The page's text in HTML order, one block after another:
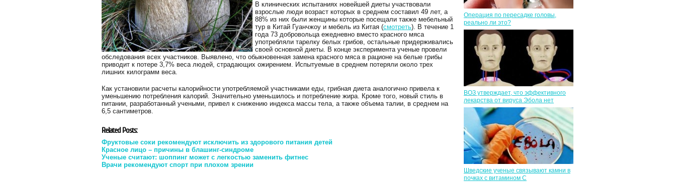
В клинических испытаниях новейшей диеты участвовали
взрослые люди возраст которых в среднем составил 49 лет, а
88% из них были женщины которые посещали также мебельный
тур в Китай Гуанчжоу и мебель из Китая (смотреть). В течение 1
года 73 добровольца ежедневно вместо красного мяса
употребляли тарелку белых грибов, остальные придерживались
своей основной диеты. В конце эксперимента ученые провели
обследования всех участников. Выявлено, что обыкновенная замена красного мяса в рационе на белые грибы
приводит к потере 3,7% веса людей, страдающих ожирением. Испытуемые в среднем потеряли около трех
лишних килограмм веса.
Как установили расчеты калорийности употребляемой участниками еды, грибная диета аналогично привела к
уменьшению потребления калорий. Значительно уменьшилось и потребление жира. Кроме того, новый стиль в
питании, разработанный учеными, привел к снижению индекса массы тела, а также объема талии, в среднем на
6,5 сантиметров.
Related Posts:
Фруктовые соки рекомендуют исключить из здорового питания детей
Красное лицо – причины в блашинг-синдроме
Ученые считают: шоппинг может с легкостью заменить фитнес
Врачи рекомендуют спорт при плохом зрении
Операция по пересадке головы,
реально ли это?
ВОЗ утверждает, что эффективного
лекарства от вируса Эбола нет
Шведские ученые связывают камни в
почках с витамином С